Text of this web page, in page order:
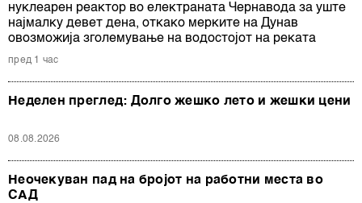
нуклеарен реактор во електраната Чернавода за уште
најмалку девет дена, откако мерките на Дунав
овозможија зголемување на водостојот на реката
пред 1 час
Неделен преглед: Долго жешко лето и жешки цени
08.08.2026
Неочекуван пад на бројот на работни места во
САД